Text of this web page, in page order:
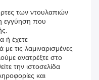
των ντουλαπιών
εγγύηση που
ή έχετε
με τις λαμιναρισμένες
ανατρέξτε στο
την ιστοσελίδα
και